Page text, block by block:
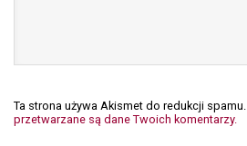
Ta strona używa Akismet do redukcji spamu.
przetwarzane są dane Twoich komentarzy.